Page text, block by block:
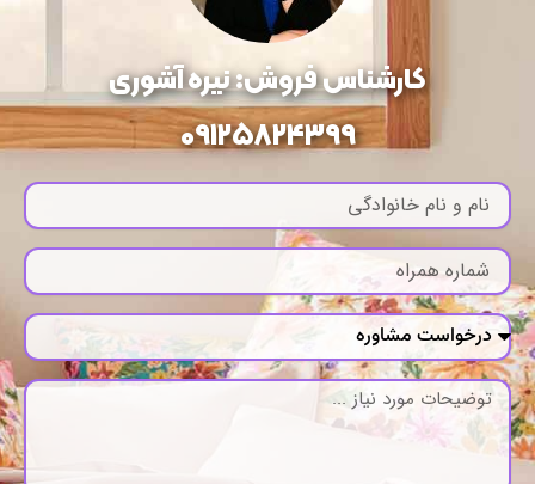
کارشناس فروش: نیره آشوری
09125824399